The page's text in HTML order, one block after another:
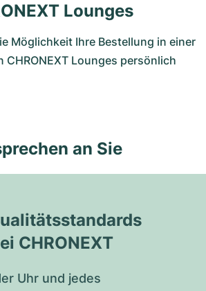
Lounges
Möglichkeit Ihre Bestellung in einer
CHRONEXT Lounges persönlich
an Sie
CHRONEXT
Uhr und jedes